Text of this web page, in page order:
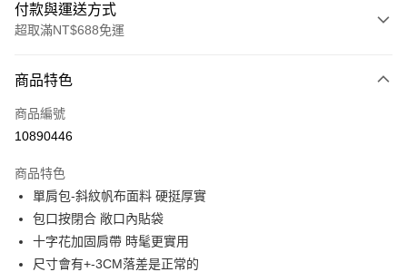
付款與運送方式
超取滿NT$688免運
信用卡一次付款
超商取貨付款
Apple Pay
街口支付
悠遊付
商品特色
商品編號
10890446
商品特色
單肩包-斜紋帆布面料 硬挺厚實
包口按閉合 敞口內貼袋
十字花加固肩帶 時髦更實用
尺寸會有+-3CM落差是正常的